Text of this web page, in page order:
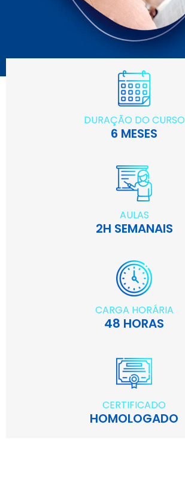
DURAÇÃO DO CURSO
6 MESES
AULAS
2H SEMANAIS
CARGA HORÁRIA
48 HORAS
CERTIFICADO
HOMOLOGADO